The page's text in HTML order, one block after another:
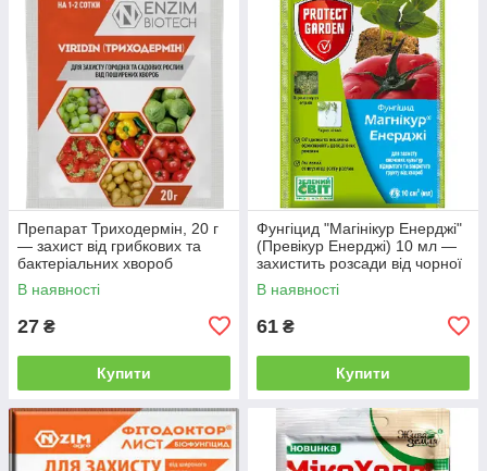
Препарат Триходермін, 20 г
— захист від грибкових та
бактеріальних хвороб
В наявності
27 ₴
Купити
Фунгіцид "Магінікур Енерджі"
(Превікур Енерджі) 10 мл —
захистить розсади від чорної
ніжки
В наявності
61 ₴
Купити